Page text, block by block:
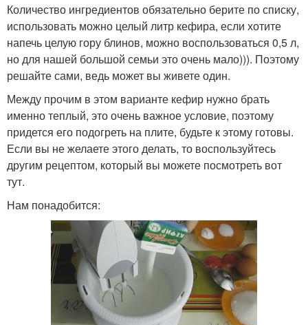
Количество ингредиентов обязательно берите по списку,
использовать можно целый литр кефира, если хотите
напечь целую гору блинов, можно воспользоваться 0,5 л,
но для нашей большой семьи это очень мало))). Поэтому
решайте сами, ведь может вы живете один.
Между прочим в этом варианте кефир нужно брать
именно теплый, это очень важное условие, поэтому
придется его подогреть на плите, будьте к этому готовы.
Если вы не желаете этого делать, то воспользуйтесь
другим рецептом, который вы можете посмотреть вот
тут.
Нам понадобится: